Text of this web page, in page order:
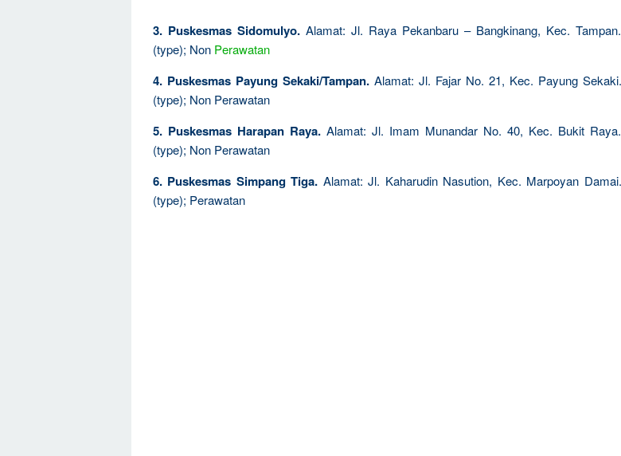
3. Puskesmas Sidomulyo. Alamat: Jl. Raya Pekanbaru – Bangkinang, Kec.
(type); Non Perawatan
4. Puskesmas Payung Sekaki/Tampan. Alamat: Jl. Fajar No. 21, Kec. Payung
(type); Non Perawatan
5. Puskesmas Harapan Raya. Alamat: Jl. Imam Munandar No. 40, Kec. Bukit
(type); Non Perawatan
6. Puskesmas Simpang Tiga. Alamat: Jl. Kaharudin Nasution, Kec. Marpoyan
(type); Perawatan